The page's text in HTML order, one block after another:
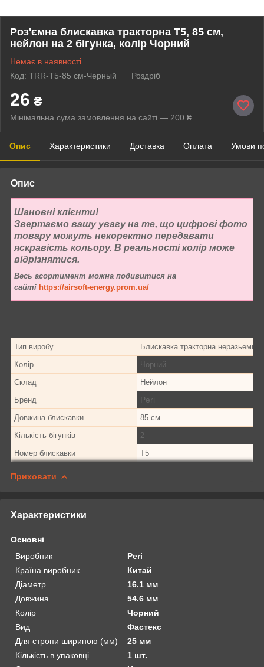
Роз'ємна блискавка тракторна Т5, 85 см,
нейлон на 2 бігунка, колір Чорний
Немає в наявності
Код: TRR-Т5-85 см-Черный
Роздріб
26 ₴
Мінімальна сума замовлення на сайті — 200 ₴
Опис Характеристики Доставка Оплата Умови
Опис
Шановні клієнти!
Звертаємо вашу увагу на те, що цифрові фото
товару можуть некоректно передавати
яскравість кольору. В реальності колір може
відрізнятися.
Весь асортимент можна подивитися на
сайті https://airsoft-energy.prom.ua/
Тип виробу
Блискавка тракторна неразьемная
Колір
Чорний
Склад
Нейлон
Бренд
Peri
Довжина блискавки
85 см
Кількість бігунків
2
Номер блискавки
Т5
Приховати
Характеристики
Основні
Виробник
Peri
Країна виробник
Китай
Діаметр
16.1 мм
Довжина
54.6 мм
Колір
Чорний
Вид
Фастекс
Для стропи шириною (мм)
25 мм
Кількість в упаковці
1 шт.